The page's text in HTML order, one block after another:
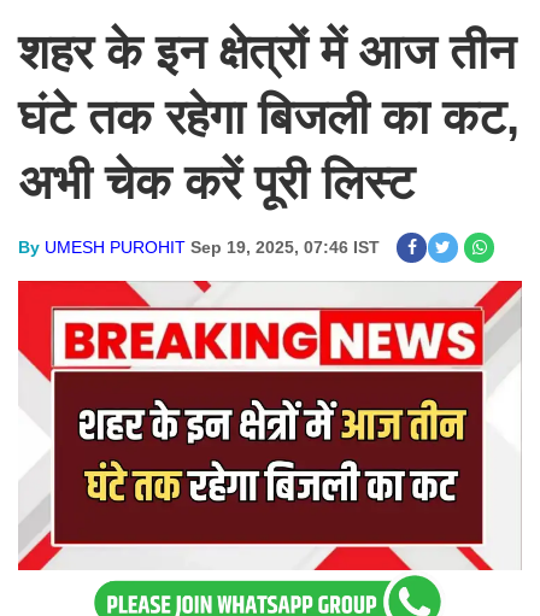
शहर के इन क्षेत्रों में आज तीन
घंटे तक रहेगा बिजली का कट,
अभी चेक करें पूरी लिस्ट
By UMESH PUROHIT Sep 19, 2025, 07:46 IST